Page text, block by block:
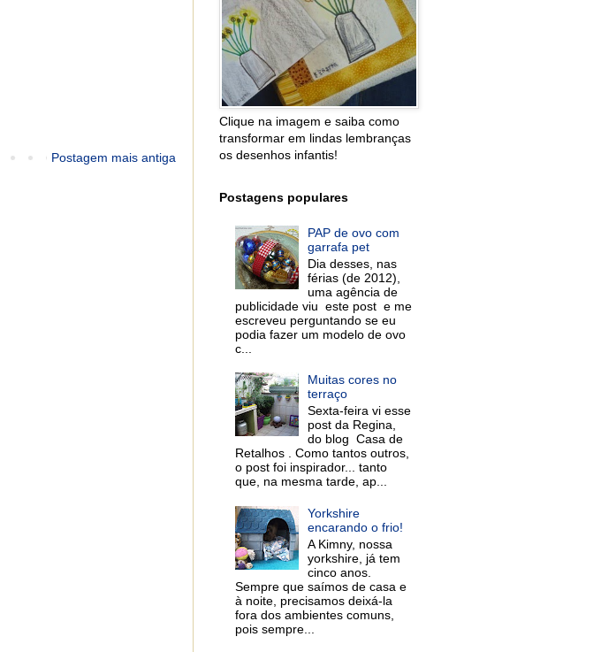
Postagem mais antiga
Clique na imagem e saiba como
transformar em lindas lembranças
os desenhos infantis!
Postagens populares
PAP de ovo com
garrafa pet
Dia desses, nas
férias (de 2012),
uma agência de
publicidade viu este post e me
escreveu perguntando se eu
podia fazer um modelo de ovo
c...
Muitas cores no
terraço
Sexta-feira vi esse
post da Regina,
do blog Casa de
Retalhos . Como tantos outros,
o post foi inspirador... tanto
que, na mesma tarde, ap...
Yorkshire
encarando o frio!
A Kimny, nossa
yorkshire, já tem
cinco anos.
Sempre que saímos de casa e
à noite, precisamos deixá-la
fora dos ambientes comuns,
pois sempre...